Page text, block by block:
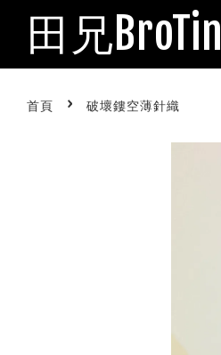
田兄BroTin
首頁 › 破壞鏤空薄針織